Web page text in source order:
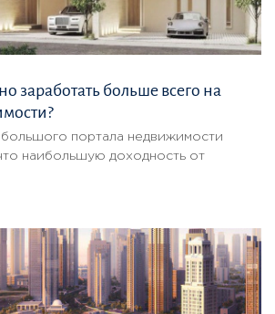
заработать больше всего на
портала недвижимости
наибольшую доходность от